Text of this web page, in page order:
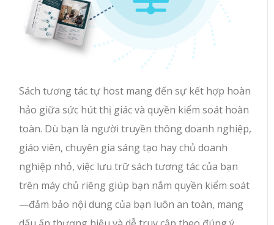
Sách tương tác tự host mang đến sự kết hợp hoàn
hảo giữa sức hút thị giác và quyền kiểm soát hoàn
toàn. Dù bạn là người truyền thông doanh nghiệp,
giáo viên, chuyên gia sáng tạo hay chủ doanh
nghiệp nhỏ, việc lưu trữ sách tương tác của bạn
trên máy chủ riêng giúp bạn nắm quyền kiểm soát
—đảm bảo nội dung của bạn luôn an toàn, mang